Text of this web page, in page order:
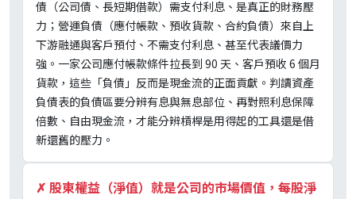
債（公司債、長短期借款）需支付利息、是真正的財務壓
力；營運負債（應付帳款、預收貨款、合約負債）來自上
下游融通與客戶預付、不需支付利息、甚至代表議價力
強。一家公司應付帳款條件拉長到 90 天、客戶預收 6 個月
貨款，這些「負債」反而是現金流的正面貢獻。判讀資產
負債表的負債區要分辨有息與無息部位、再對照利息保障
倍數、自由現金流，才能分辨槓桿是用得起的工具還是借
新還舊的壓力。
✗ 股東權益（淨值）就是公司的市場價值，每股淨